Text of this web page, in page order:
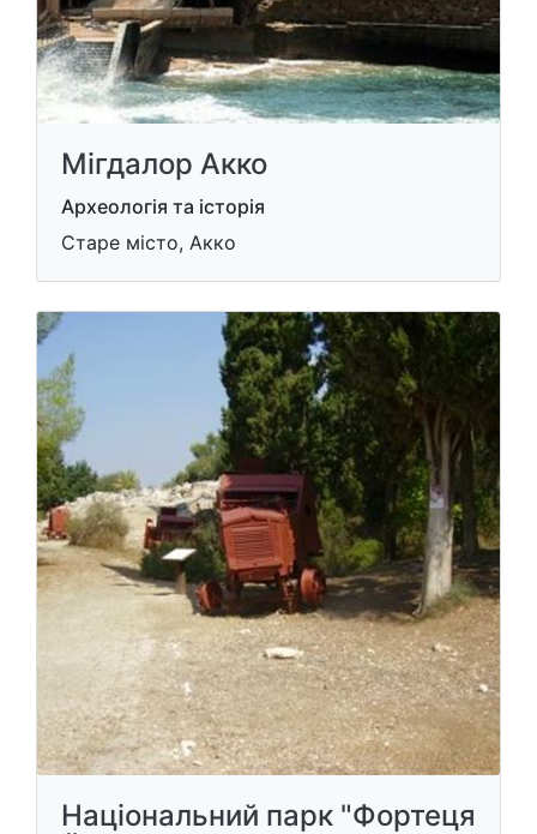
Мігдалор Акко
Археологія та історія
Старе місто, Акко
Національний парк "Фортеця